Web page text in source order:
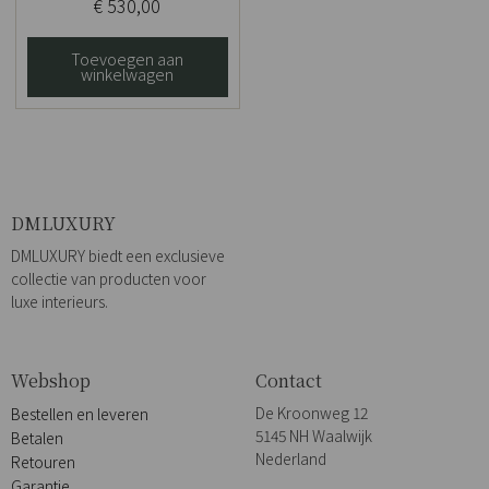
€ 530,00
Toevoegen aan
winkelwagen
DMLUXURY
DMLUXURY biedt een exclusieve
collectie van producten voor
luxe interieurs.
Webshop
Bestellen en leveren
Betalen
Retouren
Contact
De Kroonweg 12
5145 NH Waalwijk
Nederland